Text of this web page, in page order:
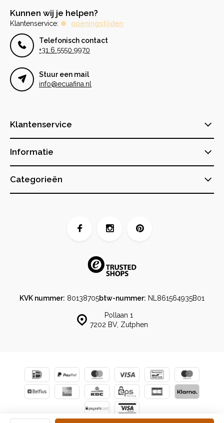
Kunnen wij je helpen?
Klantenservice: openingstijden
Telefonisch contact
+31 6 5550 9970
Stuur een mail
info@ecuafina.nl
Klantenservice
Informatie
Categorieën
Pollaan 1
7202 BV, Zutphen
KVK nummer: 80138705btw-nummer: NL861564935B01